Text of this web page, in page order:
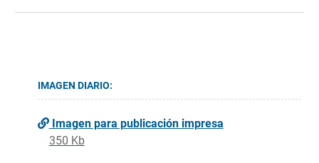
IMAGEN DIARIO:
Imagen para publicación impresa
350 Kb